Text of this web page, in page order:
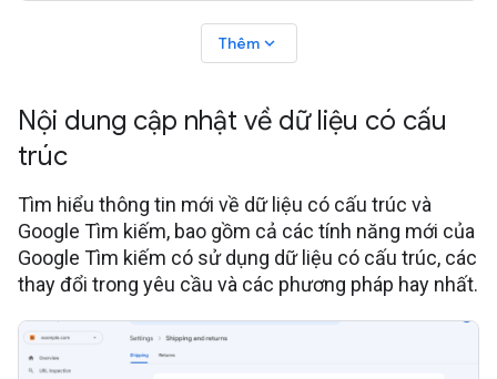
Thêmexpand_more
Nội dung cập nhật về dữ liệu có cấu
trúc
Tìm hiểu thông tin mới về dữ liệu có cấu trúc và
Google Tìm kiếm, bao gồm cả các tính năng mới của
Google Tìm kiếm có sử dụng dữ liệu có cấu trúc, các
thay đổi trong yêu cầu và các phương pháp hay nhất.